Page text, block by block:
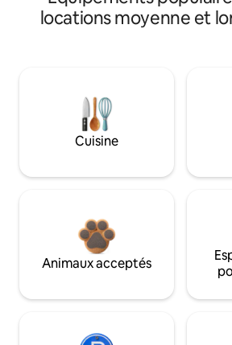
locations moyenne et
Cuisine
Animaux acceptés